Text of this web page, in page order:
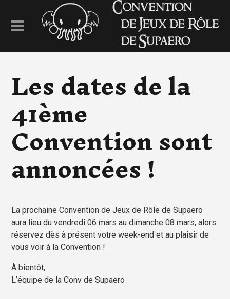
Les dates de la
41ème
Convention sont
annoncées !
La prochaine Convention de Jeux de Rôle de Supaero
aura lieu du vendredi 06 mars au dimanche 08 mars, alors
réservez dès à présent votre week-end et au plaisir de
vous voir à la Convention !
À bientôt,
L’équipe de la Conv de Supaero